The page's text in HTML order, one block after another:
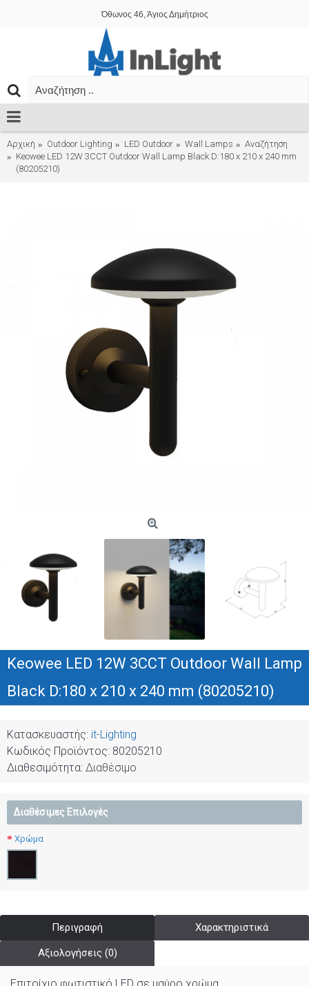
Όθωνος 46, Άγιος Δημήτριος
Αρχική Outdoor Lighting LED Outdoor Wall Lamps
Αναζήτηση
Keowee LED 12W 3CCT Outdoor Wall Lamp Black D:180 x 210 x 240 mm
(80205210)
Keowee LED 12W 3CCT Outdoor Wall Lamp
Black D:180 x 210 x 240 mm (80205210)
Κατασκευαστής: it-Lighting
Κωδικός Προϊόντος: 80205210
Διαθεσιμότητα: Διαθέσιμο
Διαθέσιμες Επιλογές
Χρώμα
Περιγραφή Χαρακτηριστικά
Αξιολογήσεις (0)